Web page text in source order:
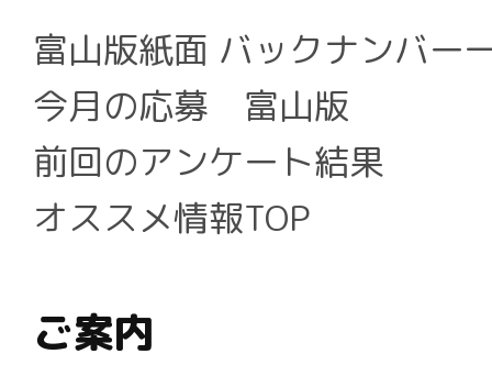
富山版紙面 バックナンバー
今月の応募 富山版
前回のアンケート結果
オススメ情報TOP
ご案内